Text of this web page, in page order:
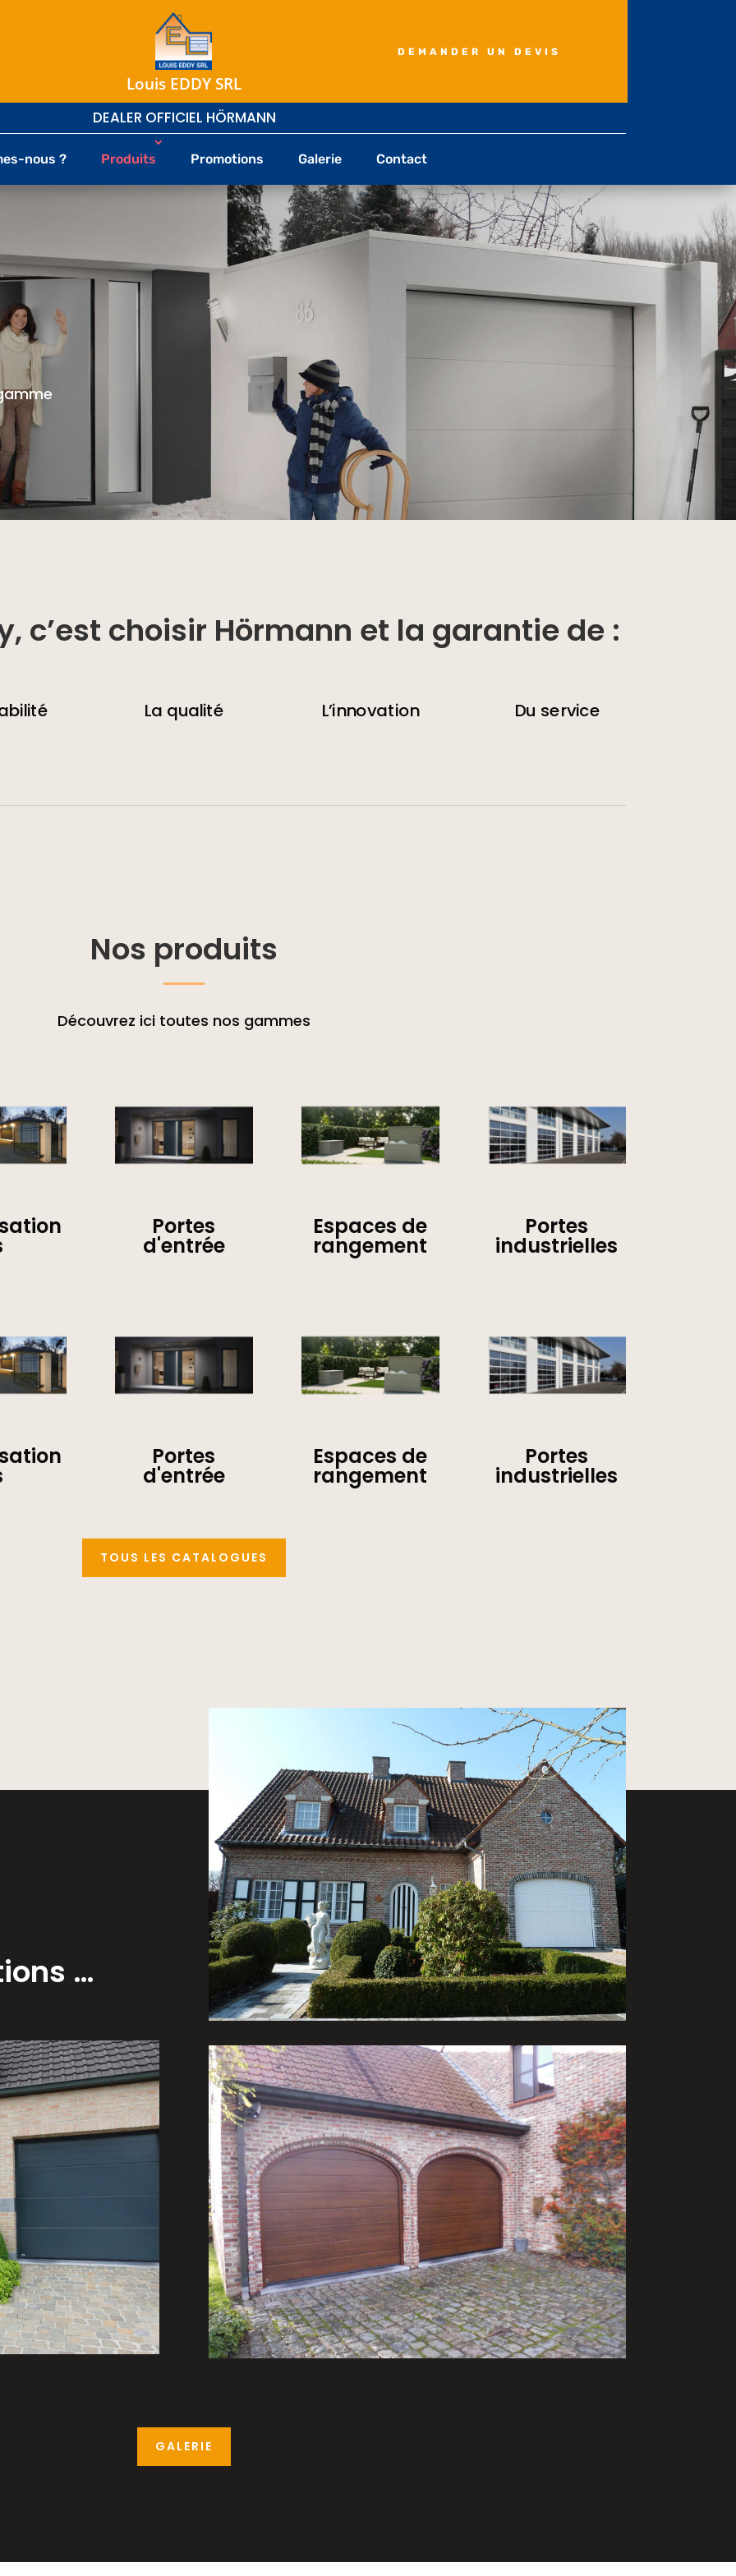
Louis EDDY SRL
DEMANDER UN DEVIS
DEALER OFFICIEL HÖRMANN
nous ? Produits Promotions Galerie Contact
c’est choisir Hörmann et la garantie de :
La qualité L’innovation Du service
Nos produits
Découvrez ici toutes nos gammes
Portes
d'entrée
Espaces de
rangement
Portes
industrielles
Portes
d'entrée
Espaces de
rangement
Portes
industrielles
TOUS LES CATALOGUES
…
GALERIE